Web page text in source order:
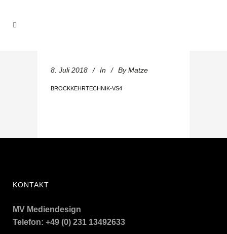
8. Juli 2018 In By Matze
BROCKKEHRTECHNIK-VS4
KONTAKT
MV Mediendesign
Telefon: +49 (0) 231 13492633